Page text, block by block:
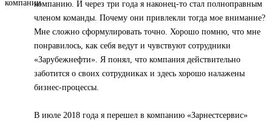
компанию. И через три года я наконец-то стал полноправным
членом команды. Почему они привлекли тогда мое внимание?
Мне сложно сформулировать точно. Хорошо помню, что мне
понравилось, как себя ведут и чувствуют сотрудники
«Зарубежнефти». Я понял, что компания действительно
заботится о своих сотрудниках и здесь хорошо налажены
бизнес-процессы.
В июле 2018 года я перешел в компанию «Зарнестсервис»